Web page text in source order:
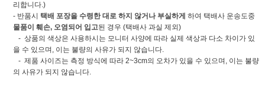
리합니다.)
- 반품시 택배 포장을 수령한 대로 하지 않거나 부실하게 하여 택배사 운송도중
물품이 훼손, 오염되어 입고된 경우 (택배사 과실 제외)
- 상품의 색상은 사용하시는 모니터 사양에 따라 실제 색상과 다소 차이가 있
을 수 있으며, 이는 불량의 사유가 되지 않습니다.
- 제품 사이즈는 측정 방식에 따라 2~3cm의 오차가 있을 수 있으며, 이는 불량
의 사유가 되지 않습니다.